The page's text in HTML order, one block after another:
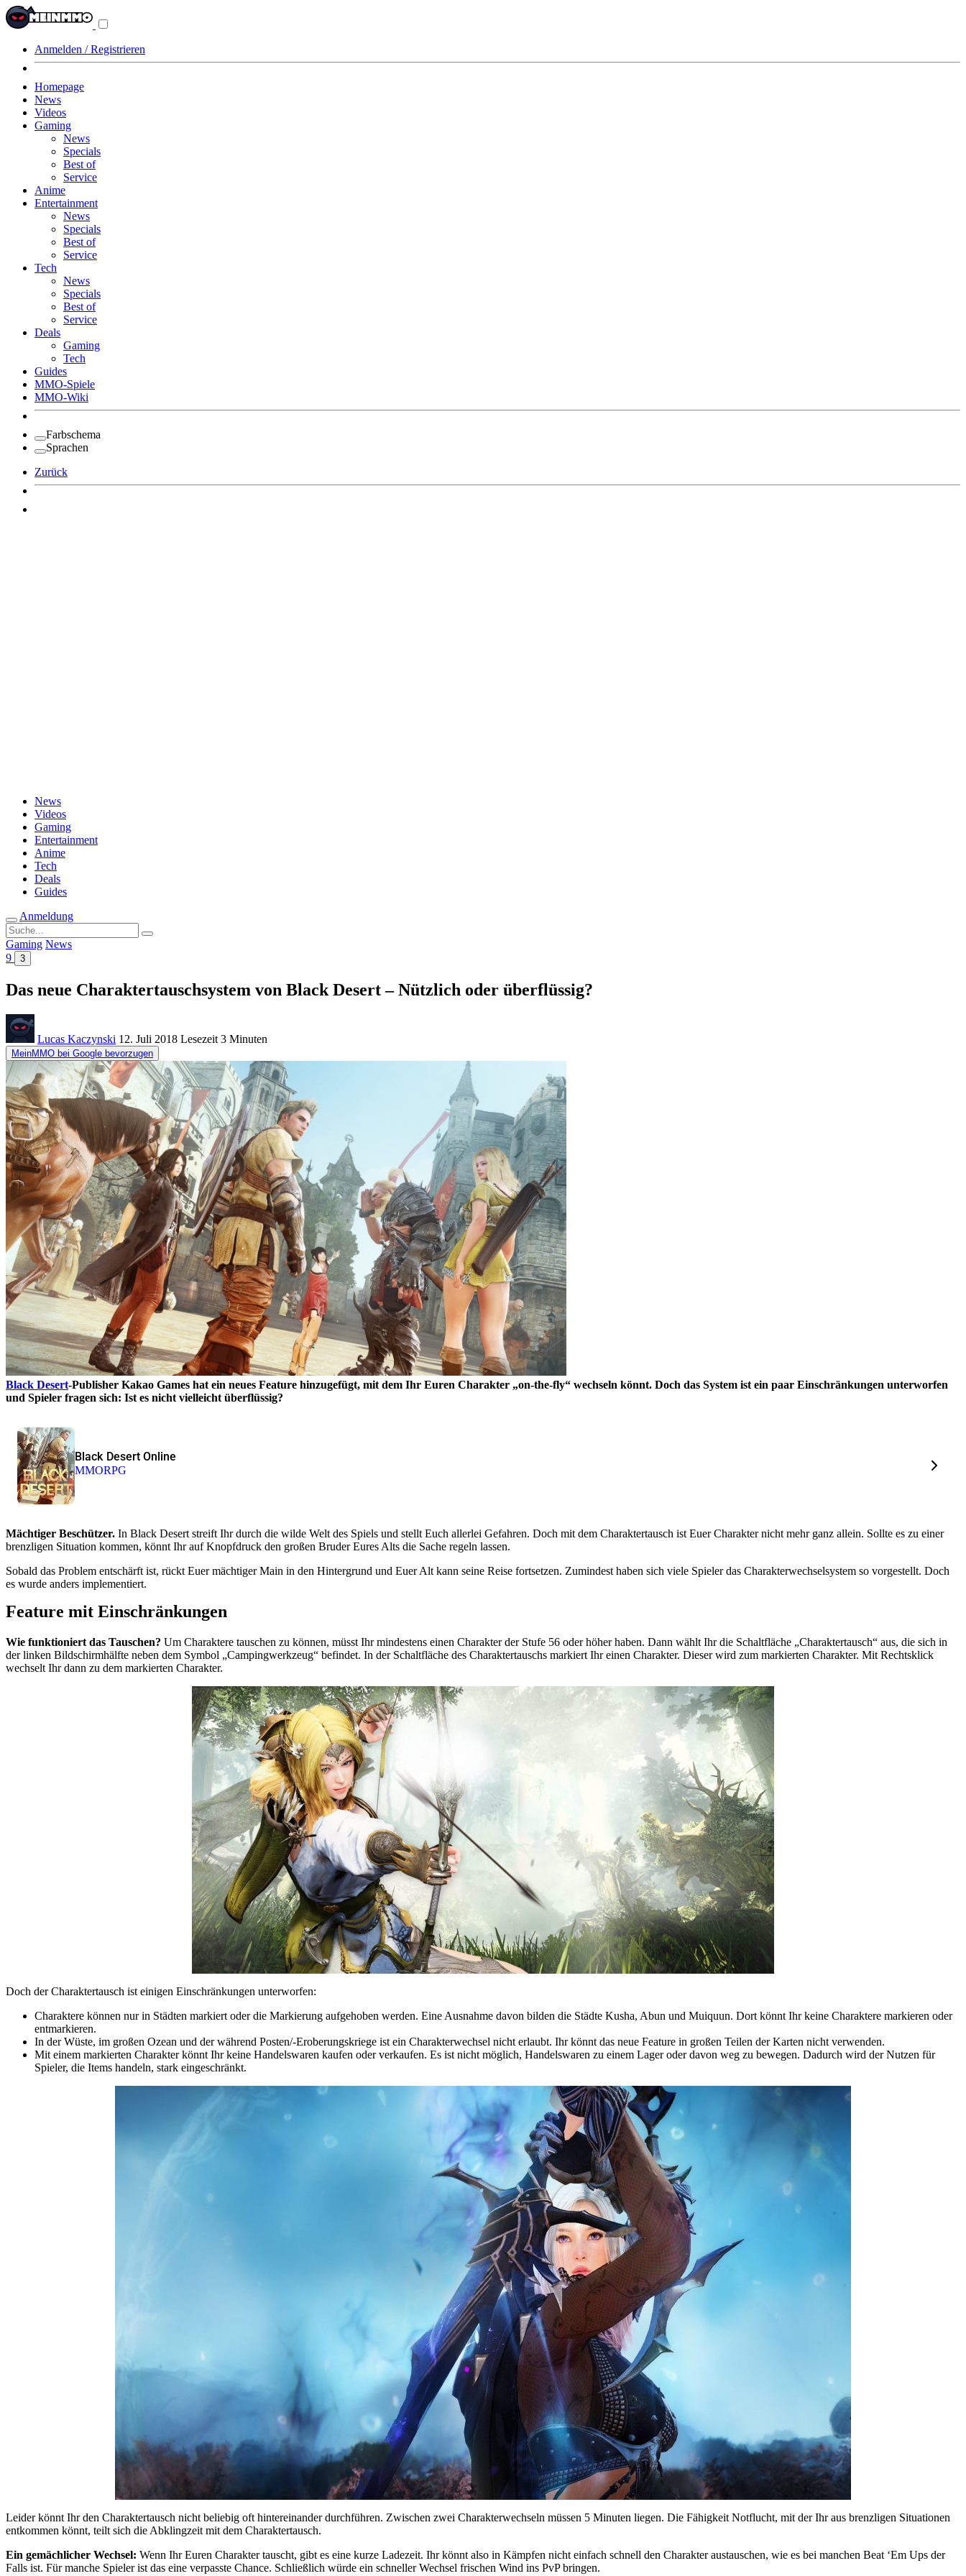
Anmelden / Registrieren
Homepage
News
Videos
Gaming
News
Specials
Best of
Service
Anime
Entertainment
News
Specials
Best of
Service
Tech
News
Specials
Best of
Service
Deals
Gaming
Tech
Guides
MMO-Spiele
MMO-Wiki
Farbschema
Sprachen
Zurück
News
Videos
Gaming
Entertainment
Anime
Tech
Deals
Guides
Anmeldung
Suche
nach:
Gaming News
9
3
Das neue Charaktertauschsystem von Black Desert – Nützlich oder überflüssig?
Lucas Kaczynski 12. Juli 2018 Lesezeit 3 Minuten
MeinMMO bei Google bevorzugen
Black Desert-Publisher Kakao Games hat ein neues Feature hinzugefügt, mit dem Ihr Euren Charakter „on-the-fly“ wechseln könnt. Doch das System ist ein paar Einschränkungen unterworfen
und Spieler fragen sich: Ist es nicht vielleicht überflüssig?
Black Desert Online
MMORPG
Mächtiger Beschützer. In Black Desert streift Ihr durch die wilde Welt des Spiels und stellt Euch allerlei Gefahren. Doch mit dem Charaktertausch ist Euer Charakter nicht mehr ganz allein. Sollte es zu einer
brenzligen Situation kommen, könnt Ihr auf Knopfdruck den großen Bruder Eures Alts die Sache regeln lassen.
Sobald das Problem entschärft ist, rückt Euer mächtiger Main in den Hintergrund und Euer Alt kann seine Reise fortsetzen. Zumindest haben sich viele Spieler das Charakterwechselsystem so vorgestellt. Doch
es wurde anders implementiert.
Feature mit Einschränkungen
Wie funktioniert das Tauschen? Um Charaktere tauschen zu können, müsst Ihr mindestens einen Charakter der Stufe 56 oder höher haben. Dann wählt Ihr die Schaltfläche „Charaktertausch“ aus, die sich in
der linken Bildschirmhälfte neben dem Symbol „Campingwerkzeug“ befindet. In der Schaltfläche des Charaktertauschs markiert Ihr einen Charakter. Dieser wird zum markierten Charakter. Mit Rechtsklick
wechselt Ihr dann zu dem markierten Charakter.
Doch der Charaktertausch ist einigen Einschränkungen unterworfen:
Charaktere können nur in Städten markiert oder die Markierung aufgehoben werden. Eine Ausnahme davon bilden die Städte Kusha, Abun und Muiquun. Dort könnt Ihr keine Charaktere markieren oder
entmarkieren.
In der Wüste, im großen Ozean und der während Posten/-Eroberungskriege ist ein Charakterwechsel nicht erlaubt. Ihr könnt das neue Feature in großen Teilen der Karten nicht verwenden.
Mit einem markierten Charakter könnt Ihr keine Handelswaren kaufen oder verkaufen. Es ist nicht möglich, Handelswaren zu einem Lager oder davon weg zu bewegen. Dadurch wird der Nutzen für
Spieler, die Items handeln, stark eingeschränkt.
Leider könnt Ihr den Charaktertausch nicht beliebig oft hintereinander durchführen. Zwischen zwei Charakterwechseln müssen 5 Minuten liegen. Die Fähigkeit Notflucht, mit der Ihr aus brenzligen Situationen
entkommen könnt, teilt sich die Abklingzeit mit dem Charaktertausch.
Ein gemächlicher Wechsel: Wenn Ihr Euren Charakter tauscht, gibt es eine kurze Ladezeit. Ihr könnt also in Kämpfen nicht einfach schnell den Charakter austauschen, wie es bei manchen Beat ‘Em Ups der
Falls ist. Für manche Spieler ist das eine verpasste Chance. Schließlich würde ein schneller Wechsel frischen Wind ins PvP bringen.